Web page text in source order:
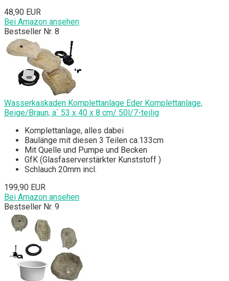
48,90 EUR
Bei Amazon ansehen
Bestseller Nr. 8
Wasserkaskaden Komplettanlage Eder Komplettanlage,
Beige/Braun, a` 53 x 40 x 8 cm/ 50l/7-teilig
Komplettanlage, alles dabei
Baulänge mit diesen 3 Teilen ca.133cm
Mit Quelle und Pumpe und Becken
GfK (Glasfaserverstärkter Kunststoff )
Schlauch 20mm incl.
199,90 EUR
Bei Amazon ansehen
Bestseller Nr. 9